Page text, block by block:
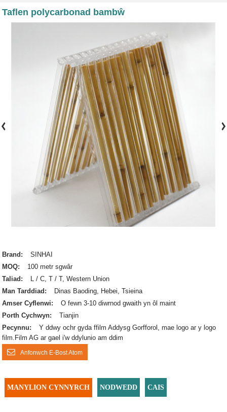
Taflen polycarbonad bambŵ
Brand:
SINHAI
MOQ:
100 metr sgwâr
Taliad:
L / C, T / T, Western Union
Man Tarddiad:
Dinas Baoding, Hebei, Tsieina
Amser Cyflenwi:
O fewn 3-10 diwrnod gwaith yn ôl maint
Porth Cychwyn:
Tianjin
Pecynnu:
Y ddwy ochr gyda ffilm Addysg Gorfforol, mae logo ar y logo
film.Film AG ar gael i'w ddylunio am ddim
Anfonwch E-Bost Atom
MANYLION CYNNYRCH NODWEDD CAIS